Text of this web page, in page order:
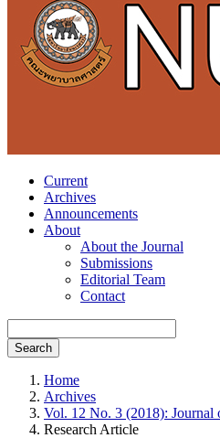
Current
Archives
Announcements
About
About the Journal
Submissions
Editorial Team
Contact
Search
Home
Archives
Vol. 12 No. 3 (2018): Journal
Research Article